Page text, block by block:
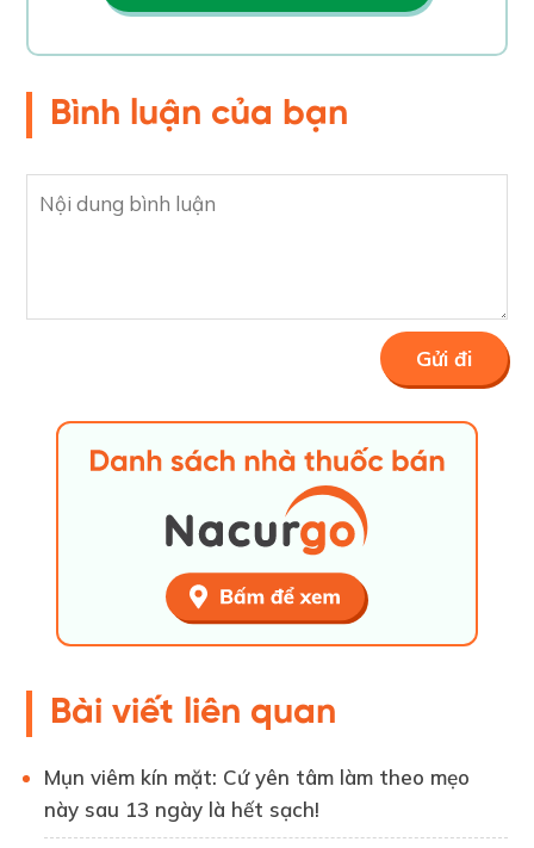
Bình luận của bạn
Bài viết liên quan
Mụn viêm kín mặt: Cứ yên tâm làm theo mẹo
này sau 13 ngày là hết sạch!